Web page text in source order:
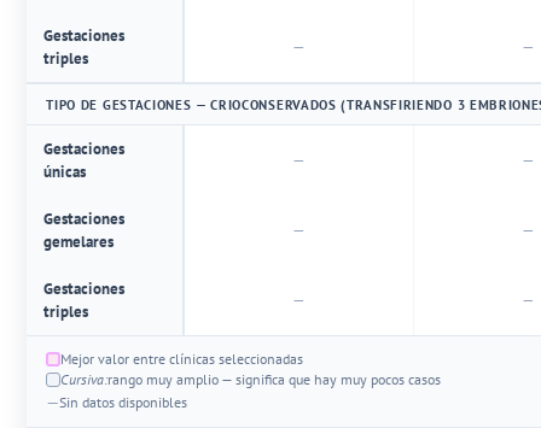
Gestaciones
triples
— —
TIPO DE GESTACIONES — CRIOCONSERVADOS (TRANSFIRIENDO 3
Gestaciones
únicas
— —
Gestaciones
gemelares
— —
Gestaciones
triples
— —
Mejor valor entre clínicas seleccionadas
Cursiva:rango muy amplio — significa que hay muy pocos casos
—Sin datos disponibles